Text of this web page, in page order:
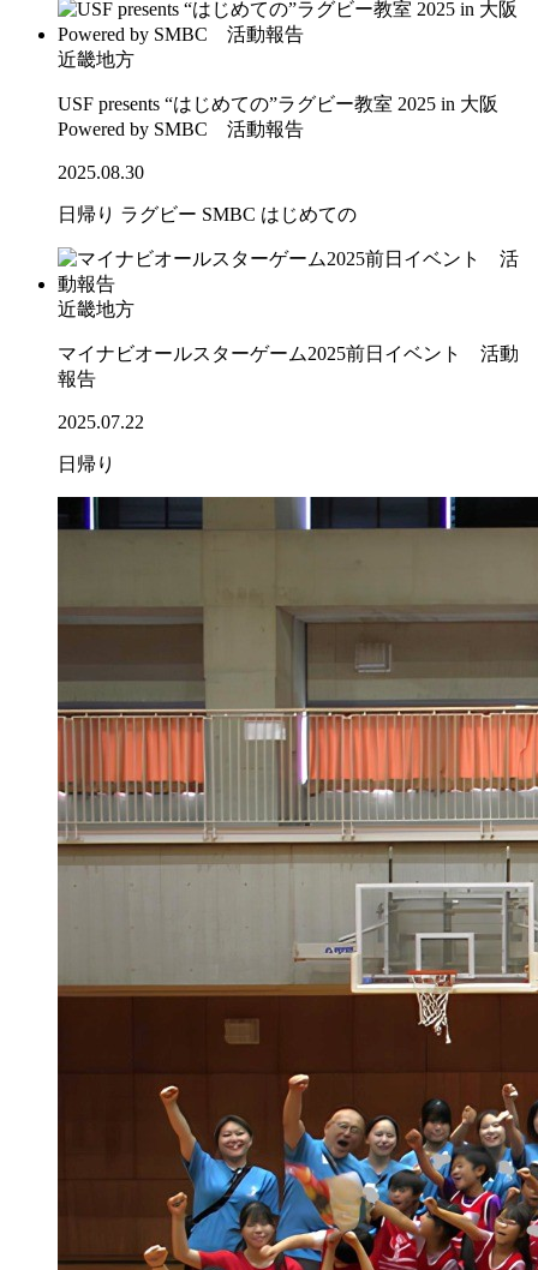
近畿地方
USF presents “はじめての”ラグビー教室 2025 in 大阪
Powered by SMBC 活動報告
2025.08.30
日帰り ラグビー SMBC はじめての
近畿地方
マイナビオールスターゲーム2025前日イベント 活動
報告
2025.07.22
日帰り